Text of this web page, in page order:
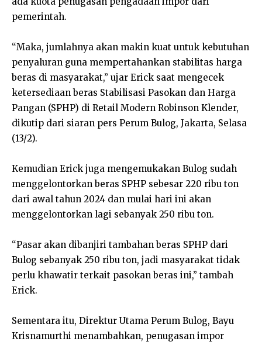
pemerintah.
“Maka, jumlahnya akan makin kuat untuk kebutuhan
penyaluran guna mempertahankan stabilitas harga
beras di masyarakat,” ujar Erick saat mengecek
ketersediaan beras Stabilisasi Pasokan dan Harga
Pangan (SPHP) di Retail Modern Robinson Klender,
dikutip dari siaran pers Perum Bulog, Jakarta, Selasa
(13/2).
Kemudian Erick juga mengemukakan Bulog sudah
menggelontorkan beras SPHP sebesar 220 ribu ton
dari awal tahun 2024 dan mulai hari ini akan
menggelontorkan lagi sebanyak 250 ribu ton.
“Pasar akan dibanjiri tambahan beras SPHP dari
Bulog sebanyak 250 ribu ton, jadi masyarakat tidak
perlu khawatir terkait pasokan beras ini,” tambah
Erick.
Sementara itu, Direktur Utama Perum Bulog, Bayu
Krisnamurthi menambahkan, penugasan impor